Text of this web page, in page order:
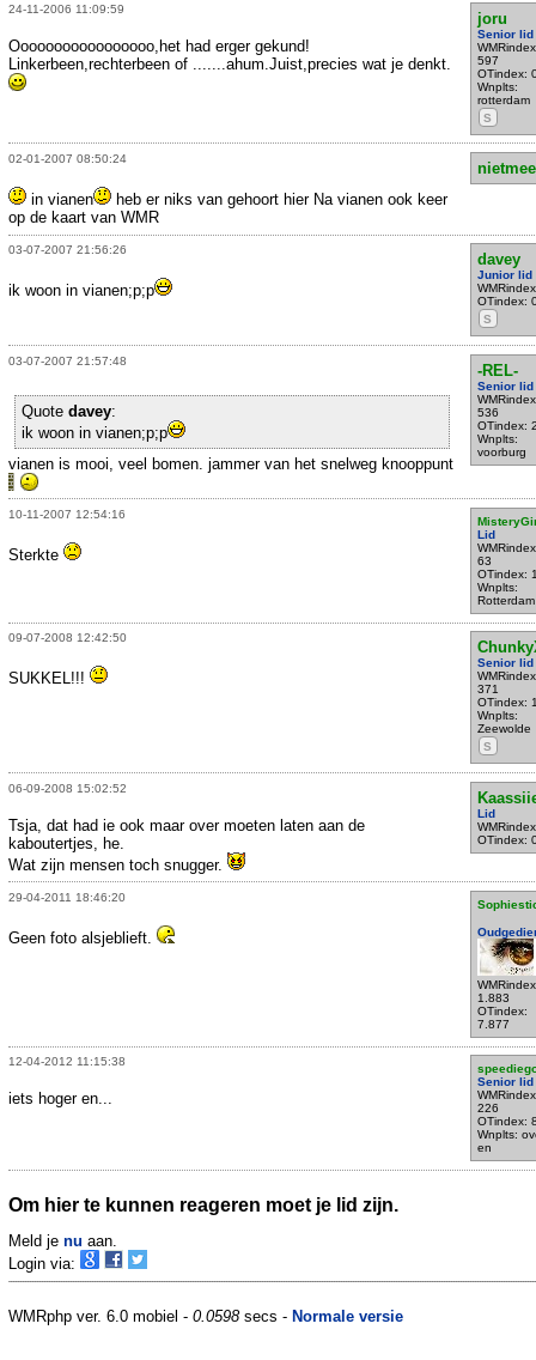
24-11-2006 11:09:59
joru
Senior lid
597
OTindex:
Wnplts:
rotterdam
S
Ooooooooooooooooo,het had erger gekund!
Linkerbeen,rechterbeen of .......ahum.Juist,precies wat je denkt.
02-01-2007 08:50:24
in vianen
heb er niks van gehoort hier Na vianen ook keer
op de kaart van WMR
03-07-2007 21:56:26
davey
Junior lid
OTindex:
S
ik woon in vianen;p;p
03-07-2007 21:57:48
-REL-
Senior lid
536
OTindex:
Wnplts:
voorburg
Quote davey:
ik woon in vianen;p;p
vianen is mooi, veel bomen. jammer van het snelweg knooppunt
10-11-2007 12:54:16
Lid
63
OTindex:
Wnplts:
Rotterdam
Sterkte
09-07-2008 12:42:50
Senior lid
371
OTindex:
Wnplts:
Zeewolde
S
SUKKEL!!!
06-09-2008 15:02:52
Lid
OTindex:
Tsja, dat had ie ook maar over moeten laten aan de
kaboutertjes, he.
Wat zijn mensen toch snugger.
29-04-2011 18:46:20
1.883
OTindex:
7.877
Geen foto alsjeblieft.
12-04-2012 11:15:38
Senior lid
226
OTindex:
Wnplts:
en
iets hoger en...
Om hier te kunnen reageren moet je lid zijn.
Meld je nu aan.
Login via:
WMRphp ver. 6.0 mobiel - 0.0598secs - Normale versie